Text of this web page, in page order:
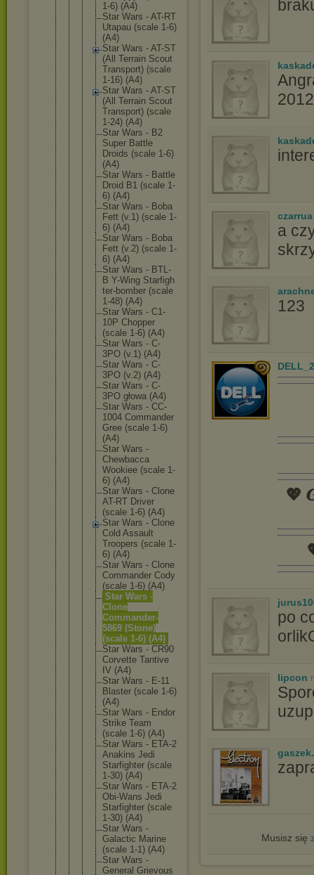
1-6) (A4)
Star Wars - AT-RT
Utapau (scale 1-6)
(A4)
Star Wars - AT-ST
(All Terrain Scout
Transport) (scale
1-16) (A4)
Star Wars - AT-ST
(All Terrain Scout
Transport) (scale
1-24) (A4)
Star Wars - B2
Super Battle
Droids (scale 1-6)
(A4)
Star Wars - Battle
Droid B1 (scale 1-
6) (A4)
Star Wars - Boba
Fett (v.1) (scale 1-
6) (A4)
Star Wars - Boba
Fett (v.2) (scale 1-
6) (A4)
Star Wars - BTL-
B Y-Wing Starfigh
ter-bomber (scale
1-48) (A4)
Star Wars - C1-
10P Chopper
(scale 1-6) (A4)
Star Wars - C-
3PO (v.1) (A4)
Star Wars - C-
3PO (v.2) (A4)
Star Wars - C-
3PO głowa (A4)
Star Wars - CC-
1004 Commander
Gree (scale 1-6)
(A4)
Star Wars -
Chewbacca
Wookiee (scale 1-
6) (A4)
Star Wars - Clone
AT-RT Driver
(scale 1-6) (A4)
Star Wars - Clone
Cold Assault
Troopers (scale 1-
6) (A4)
Star Wars - Clone
Commander Cody
(scale 1-6) (A4)
Star Wars -
Clone
Commander-
5869 (Stone)
(scale 1-6) (A4)
Star Wars - CR90
Corvette Tantive
IV (A4)
Star Wars - E-11
Blaster (scale 1-6)
(A4)
Star Wars - Endor
Strike Team
(scale 1-6) (A4)
Star Wars - ETA-2
Anakins Jedi
Starfighter (scale
1-30) (A4)
Star Wars - ETA-2
Obi-Wans Jedi
Starfighter (scale
1-30) (A4)
Star Wars -
Galactic Marine
(scale 1-1) (A4)
Star Wars -
General Grievous
czarrua
a
123
💖
po
lipcon
Musisz się